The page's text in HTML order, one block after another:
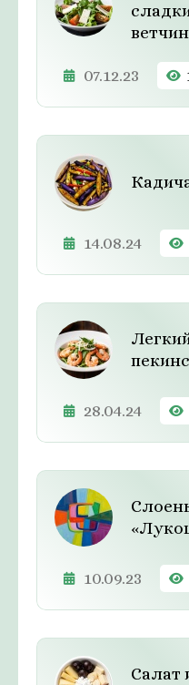
07.12.23
14.08.24
28.04.24
10.09.23
Салат